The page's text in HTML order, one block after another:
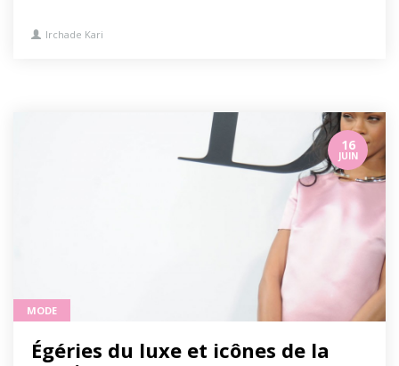
Irchade Kari
16
JUIN
MODE
Égéries du luxe et icônes de la